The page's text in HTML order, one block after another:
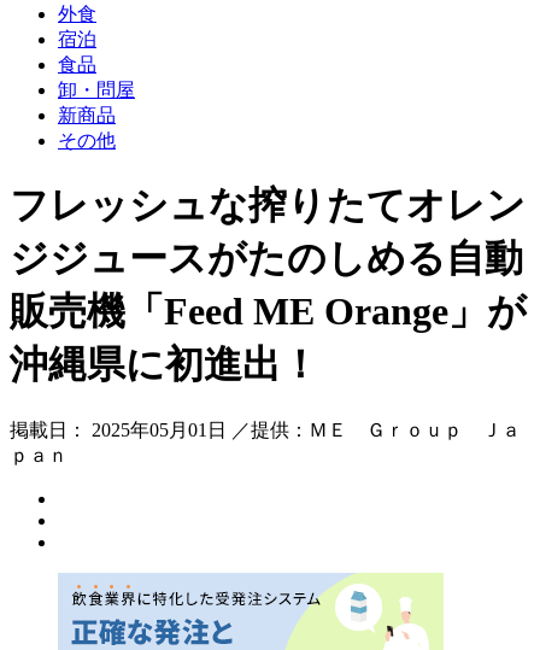
外食
宿泊
食品
卸・問屋
新商品
その他
フレッシュな搾りたてオレン
ジジュースがたのしめる自動
販売機「Feed ME Orange」が
沖縄県に初進出！
掲載日： 2025年05月01日 ／提供：ＭＥ Ｇｒｏｕｐ Ｊａ
ｐａｎ